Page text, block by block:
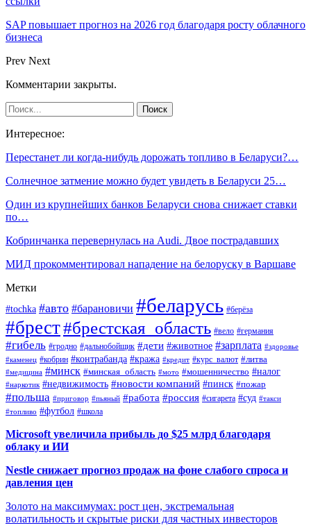
SAP повышает прогноз на 2026 год благодаря росту облачного
бизнеса
Prev Next
Комментарии закрыты.
Интересное:
Перестанет ли когда-нибудь дорожать топливо в Беларуси?…
Солнечное затмение можно будет увидеть в Беларуси 25…
Один из крупнейших банков Беларуси снова снижает ставки
по…
Кобринчанка перевернулась на Audi. Двое пострадавших
МИД прокомментировал нападение на белоруску в Варшаве
Метки
#tochka #авто #барановичи #беларусь #берёза
#брест#брестская_область #вело #германия
#гибель #гродно #дальнобойщик #дети #животное #зарплата #здоровье
#каменец #кобрин #контрабанда #кража #кредит #курс_валют #литва
#медицина #минск #минская_область #мото #мошенничество #налог
#наркотик #недвижимость #новости компаний #пинск #пожар
#польша #приговор #пьяный #работа #россия #сигарета #суд #такси
#топливо #футбол #школа
Microsoft увеличила прибыль до $25 млрд благодаря
облаку и ИИ
Nestle снижает прогноз продаж на фоне слабого спроса и
давления цен
Золото на максимумах: рост цен, экстремальная
волатильность и скрытые риски для частных инвесторов